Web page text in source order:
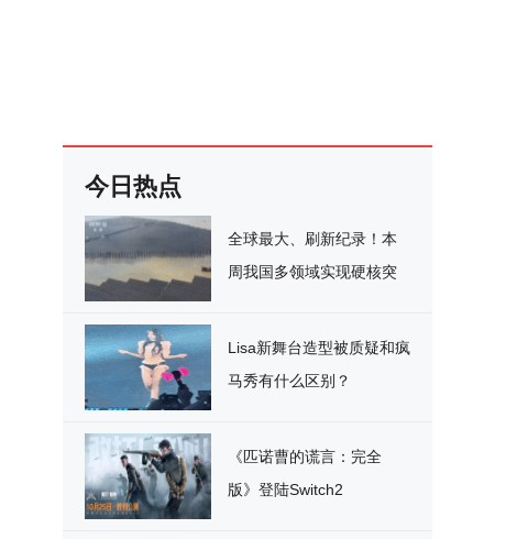
今日热点
全球最大、刷新纪录！本
周我国多领域实现硬核突
Lisa新舞台造型被质疑和疯
马秀有什么区别？
《匹诺曹的谎言：完全
版》登陆Switch2